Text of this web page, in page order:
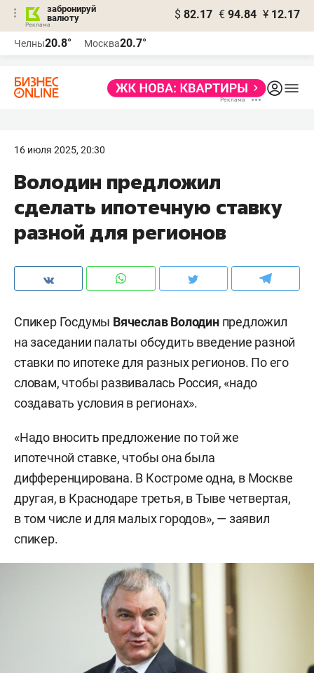
забронируй
валюту
$ 82.17 € 94.84 ¥ 12.17
Челны20.8° Москва20.7°
16 июля 2025, 20:30
Володин предложил
сделать ипотечную ставку
разной для регионов
Спикер Госдумы Вячеслав Володинпредложил
на заседании палаты обсудить введение разной
ставки по ипотеке для разных регионов. По его
словам, чтобы развивалась Россия, «надо
создавать условия в регионах».
«Надо вносить предложение по той же
ипотечной ставке, чтобы она была
дифференцирована. В Костроме одна, в Москве
другая, в Краснодаре третья, в Тыве четвертая,
в том числе и для малых городов», — заявил
спикер.